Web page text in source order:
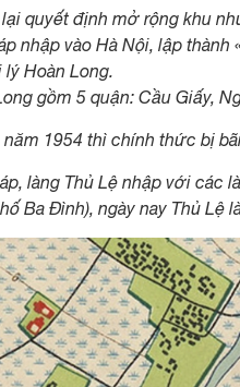
quyết định mở rộng khu
nhập vào Hà Nội, lập thành
Hoàn Long.
gồm 5 quận: Cầu Giấy,
1954 thì chính thức bị
làng Thủ Lệ nhập với các
Ba Đình), ngày nay Thủ